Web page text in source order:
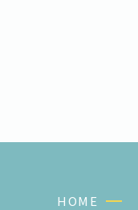
HOME